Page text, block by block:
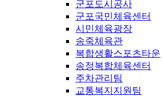
군포도시공사
군포국민체육센터
시민체육광장
송죽체육관
복합생활스포츠타운
송정복합체육센터
주차관리팀
교통복지지원팀